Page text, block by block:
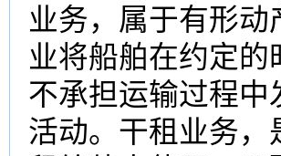
业务，属于有形
业将船舶在约定
不承担运输过程
活动。干租业务